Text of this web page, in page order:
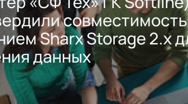
Sharx Storage 2.x
данных